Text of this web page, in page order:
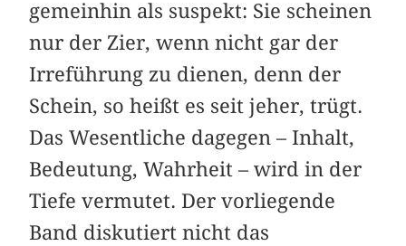
gemeinhin als suspekt: Sie scheinen
nur der Zier, wenn nicht gar der
Irreführung zu dienen, denn der
Schein, so heißt es seit jeher, trügt.
Das Wesentliche dagegen – Inhalt,
Bedeutung, Wahrheit – wird in der
Tiefe vermutet. Der vorliegende
Band diskutiert nicht das